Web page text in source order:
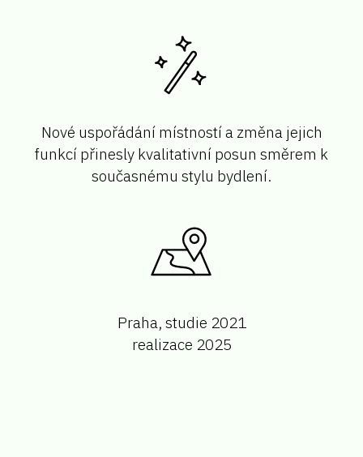
Nové uspořádání místností a změna jejich
funkcí přinesly kvalitativní posun směrem k
současnému stylu bydlení.
Praha, studie 2021
realizace 2025